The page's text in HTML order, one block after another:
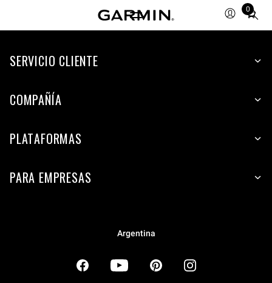
0
Total
items
cart:
SERVICIO CLIENTE
COMPAÑÍA
PLATAFORMAS
PARA EMPRESAS
Argentina